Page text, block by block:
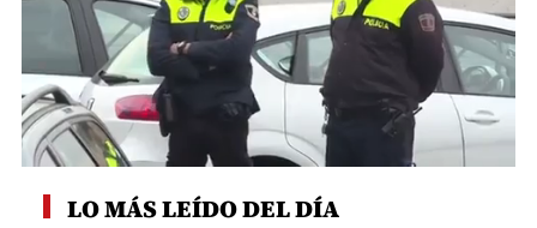
secondsLO MÁS LEÍDO DEL DÍA